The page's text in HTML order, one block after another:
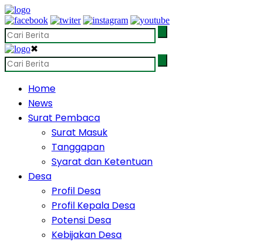
✖
Home
News
Surat Pembaca
Surat Masuk
Tanggapan
Syarat dan Ketentuan
Desa
Profil Desa
Profil Kepala Desa
Potensi Desa
Kebijakan Desa